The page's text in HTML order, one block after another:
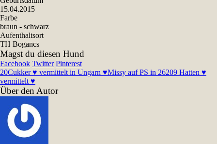
15.04.2015
Farbe
braun - schwarz
Aufenthaltsort
TH Bogancs
Magst du diesen Hund
Facebook Twitter Pinterest
20Cukker ♥ vermittelt in Ungarn ♥Missy auf PS in 26209 Hatten ♥
vermittelt ♥
Über den Autor